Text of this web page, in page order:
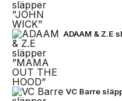
ADAAM & Z.E
VC Barre